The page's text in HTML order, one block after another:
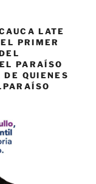
LATE
PRIMER
PARAÍSO
QUIENES